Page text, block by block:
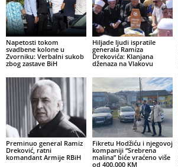
Napetosti tokom
svadbene kolone u
Zvorniku: Verbalni sukob
zbog zastave BiH
Hiljade ljudi ispratile
generala Ramiza
Drekovića: Klanjana
dženaza na Vlakovu
Preminuo general Ramiz
Dreković, ratni
komandant Armije RBiH
Fikretu Hodžiću i njegovoj
kompaniji “Srebrena
malina” biće vraćeno više
od 400.000 KM